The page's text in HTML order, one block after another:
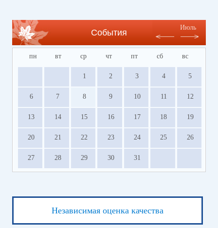
События
Июль
пн вт ср чт пт сб вс
1 2 3 4 5
6 7 8 9 10 11 12
13 14 15 16 17 18 19
20 21 22 23 24 25 26
27 28 29 30 31
Независимая оценка качества